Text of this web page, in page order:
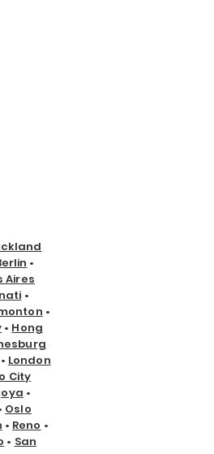
•
Aires
•
•
• Hong
• London
City
•
Oslo
• Reno •
• San